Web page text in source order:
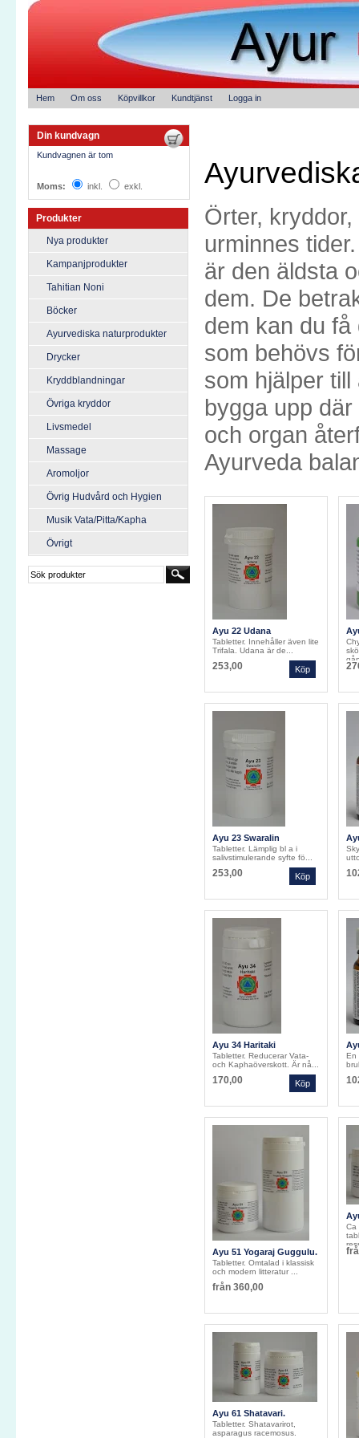
Hem Om oss Köpvillkor Kundtjänst Logga in
Din kundvagn
Kundvagnen är tom
Moms: inkl. exkl.
Produkter
Nya produkter
Kampanjprodukter
Tahitian Noni
Böcker
Ayurvediska naturprodukter
Drycker
Kryddblandningar
Övriga kryddor
Livsmedel
Massage
Aromoljor
Övrig Hudvård och Hygien
Musik Vata/Pitta/Kapha
Övrigt
Örter,
urminnes
är den äldsta
dem. De
dem kan du
som behövs
som hjälper
bygga upp
och organ
Ayurveda
Ayu 22 Udana
Tabletter. Innehåller även lite
Trifala. Udana är de...
253,00
Ayu 23 Swaralin
Tabletter. Lämplig bl a i
salivstimulerande syfte fö...
253,00
Ayu 34 Haritaki
Tabletter. Reducerar Vata-
och Kaphaöverskott. Är nå...
170,00
En
Ayu 51 Yogaraj Guggulu.
Tabletter. Omtalad i klassisk
och modern litteratur ...
från 360,00
Ca
Ayu 61 Shatavari.
Tabletter. Shatavarirot,
asparagus racemosus.